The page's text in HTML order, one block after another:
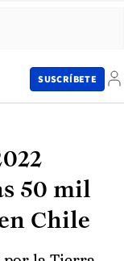
SUSCRÍBETE
50 mil
Chile